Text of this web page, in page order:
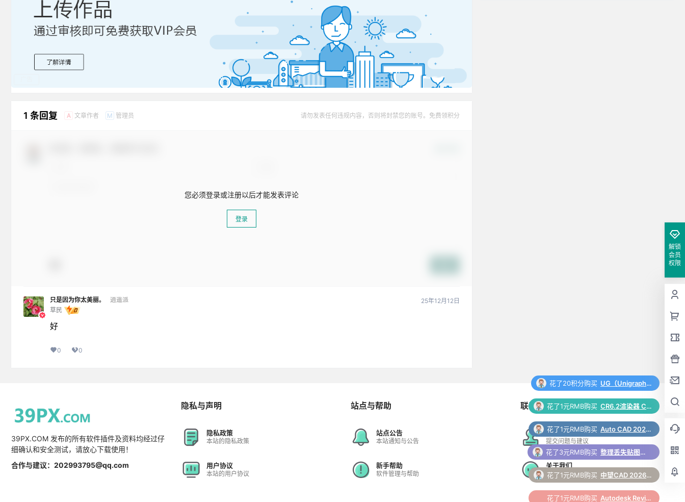
1 条回复 A 文章作者 M 管理员 请勿发表任何违规内容，否则将封禁您的账号。免费领积分
您必须登录或注册以后才能发表评论
登录
只是因为你太美丽。
逍遥派
草民
25年12月12日
好
0 0
解锁
会员
权限
39PX.COM 发布的所有软件插件及资料均经过仔
细确认和安全测试，请放心下载使用！
合作与建议：202993795@qq.com
隐私与声明
隐私政策
本站的隐私政策
用户协议
本站的用户协议
站点与帮助
站点公告
本站通知与公告
新手帮助
软件管理与帮助
联系与合作
在线工单
提交问题与建议
关于我们
更多支持与合作
花了1元RMB购买 CR6.2渲染器 Corona 6.2 for 3ds Max（2014-2022）中/英文版下载和安装教程
花了1元RMB购买 Auto CAD 2024 中文64位破解版+安装教程+Win8/10/11版下载
花了3元RMB购买 整理丢失贴图脚本 3Dmax脚本下载
花了1元RMB购买
花了1元RMB购买 Autodesk Revit 2025正式版下载(破解版+注册机)含安装教程
花了1元RMB购买 DirectX Repair v4.3.0.20888 全能系统运行库修复工具